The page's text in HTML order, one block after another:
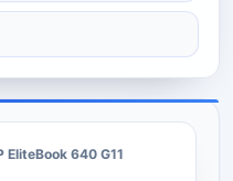
EliteBook 640 G11